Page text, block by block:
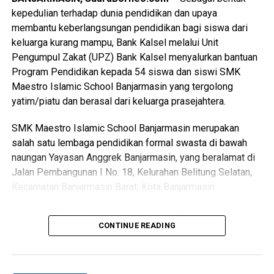
“Tempat ibadah megah tersebut siap difungsikan langsung
untuk pelaksanaan salat Jumat berjemaah setelah
diresmikan hari Kamis, “ ucapnya.
“Kehadiran ikon religi baru ini sekaligus menambah
destinasi wisata spiritual bagi masyarakat di kawasan
perkantoran pemerintah, “ jelasnya.
Langkah tersebut membuktikan komitmen pemerintah
dalam merawat nilai keagamaan dan kebudayaan daerah.
Pada sektor ekonomi rakyat turut digenjot melalui gelaran
Kalsel Expo dengan memprioritaskan lapak bagi pelaku
Produk halal khas daerah bakal dipajang untuk memicu
perputaran uang dan membuka jalan kerja sama dagang.
kepedulian terhadap dunia pendidikan dan upaya
membantu keberlangsungan pendidikan bagi siswa dari
keluarga kurang mampu, Bank Kalsel melalui Unit
Pengumpul Zakat (UPZ) Bank Kalsel menyalurkan bantuan
Program Pendidikan kepada 54 siswa dan siswi SMK
Maestro Islamic School Banjarmasin yang tergolong
yatim/piatu dan berasal dari keluarga prasejahtera.
SMK Maestro Islamic School Banjarmasin merupakan
salah satu lembaga pendidikan formal swasta di bawah
naungan Yayasan Anggrek Banjarmasin, yang beralamat di
Jalan Pembangunan I No. 18, Kelurahan Belitung Selatan,
Kecamatan Banjarmasin Barat, Kota Banjarmasin.
“Saat ini, SMK Maestro Islamic School Banjarmasin
memiliki sekitar 457 siswa dan siswi. Dari jumlah tersebut,
dan berasal dari keluarga prasejahtera yang menghadapi
CONTINUE READING